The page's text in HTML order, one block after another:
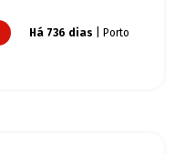
Há 736 dias | Porto